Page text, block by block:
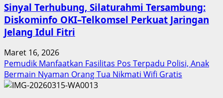
Sinyal Terhubung, Silaturahmi Tersambung:
Diskominfo OKI–Telkomsel Perkuat Jaringan
Jelang Idul Fitri
Maret 16, 2026
Pemudik Manfaatkan Fasilitas Pos Terpadu Polisi, Anak
Bermain Nyaman Orang Tua Nikmati Wifi Gratis